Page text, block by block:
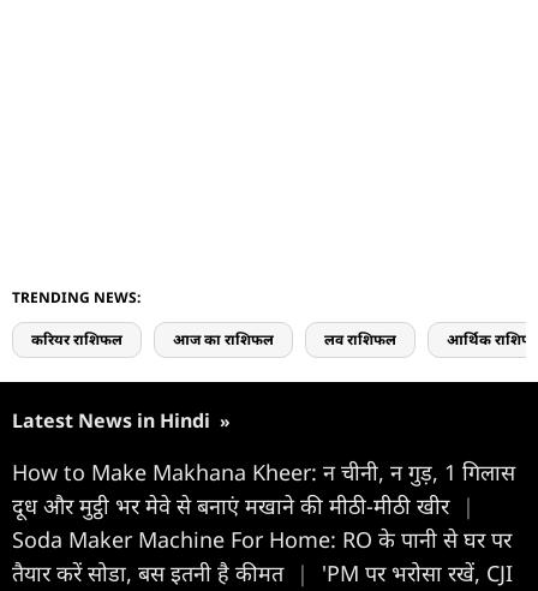
TRENDING NEWS:
करियर राशिफल आज का राशिफल लव राशिफल आर्थिक
Latest News in Hindi »
How to Make Makhana Kheer: न चीनी, न गुड़, 1 गिलास
दूध और मुट्ठी भर मेवे से बनाएं मखाने की मीठी-मीठी खीर |
Soda Maker Machine For Home: RO के पानी से घर पर
तैयार करें सोडा, बस इतनी है कीमत |
'PM पर भरोसा रखें, CJI